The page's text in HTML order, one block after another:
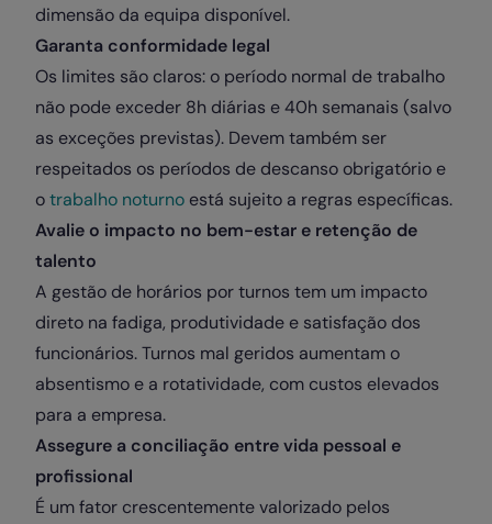
dimensão da equipa disponível.
Garanta conformidade legal
Os limites são claros: o período normal de trabalho
não pode exceder 8h diárias e 40h semanais (salvo
as exceções previstas). Devem também ser
respeitados os períodos de descanso obrigatório e
otrabalho noturno está sujeito a regras específicas.
Avalie o impacto no bem-estar e retenção de
talento
A gestão de horários por turnos tem um impacto
direto na fadiga, produtividade e satisfação dos
funcionários. Turnos mal geridos aumentam o
absentismo e a rotatividade, com custos elevados
para a empresa.
Assegure a conciliação entre vida pessoal e
profissional
É um fator crescentemente valorizado pelos